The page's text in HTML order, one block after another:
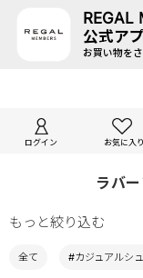
REGAL
公式ア
お買い物を
ログイン お気に入り
ラバ
もっと絞り込む
全て #カジュアルシ